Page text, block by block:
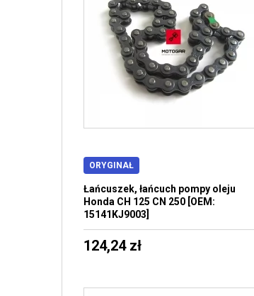
ORYGINAŁ
Łańcuszek, łańcuch pompy oleju
Honda CH 125 CN 250 [OEM:
15141KJ9003]
124,24 zł